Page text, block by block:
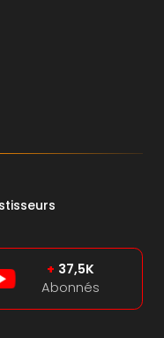
+ 37,5K
Abonnés